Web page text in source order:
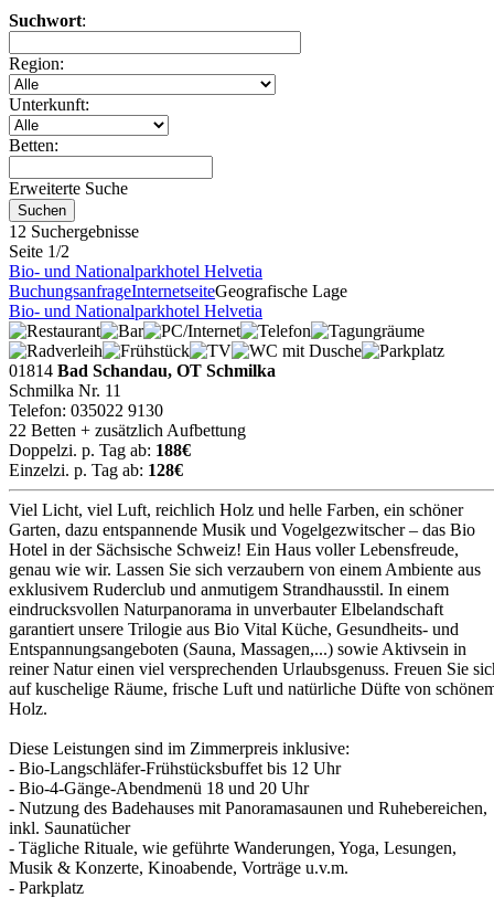
Suchwort:
Region:
Unterkunft:
Betten:
Erweiterte Suche
12 Suchergebnisse
Seite 1/2
Bio- und Nationalparkhotel Helvetia
BuchungsanfrageInternetseiteGeografische Lage
Bio- und Nationalparkhotel Helvetia
01814 Bad Schandau, OT Schmilka
Schmilka Nr. 11
Telefon: 035022 9130
22 Betten + zusätzlich Aufbettung
Doppelzi. p. Tag ab: 188€
Einzelzi. p. Tag ab: 128€
Viel Licht, viel Luft, reichlich Holz und helle Farben, ein schöner
Garten, dazu entspannende Musik und Vogelgezwitscher – das Bio
Hotel in der Sächsische Schweiz! Ein Haus voller Lebensfreude,
genau wie wir. Lassen Sie sich verzaubern von einem Ambiente aus
exklusivem Ruderclub und anmutigem Strandhausstil. In einem
eindrucksvollen Naturpanorama in unverbauter Elbelandschaft
garantiert unsere Trilogie aus Bio Vital Küche, Gesundheits- und
Entspannungsangeboten (Sauna, Massagen,...) sowie Aktivsein in
reiner Natur einen viel versprechenden Urlaubsgenuss. Freuen Sie
auf kuschelige Räume, frische Luft und natürliche Düfte von
Holz.
Diese Leistungen sind im Zimmerpreis inklusive:
- Bio-Langschläfer-Frühstücksbuffet bis 12 Uhr
- Bio-4-Gänge-Abendmenü 18 und 20 Uhr
- Nutzung des Badehauses mit Panoramasaunen und Ruhebereichen,
inkl. Saunatücher
- Tägliche Rituale, wie geführte Wanderungen, Yoga, Lesungen,
Musik & Konzerte, Kinoabende, Vorträge u.v.m.
- Parkplatz